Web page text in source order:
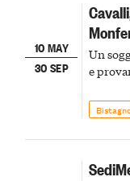
10 MAY
30 SEP
Un
e